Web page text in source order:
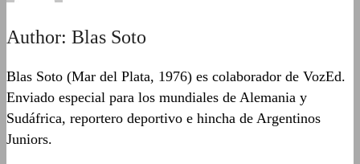
Author: Blas Soto
Blas Soto (Mar del Plata, 1976) es colaborador de VozEd.
Enviado especial para los mundiales de Alemania y
Sudáfrica, reportero deportivo e hincha de Argentinos
Juniors.